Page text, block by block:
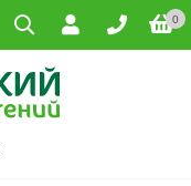
0